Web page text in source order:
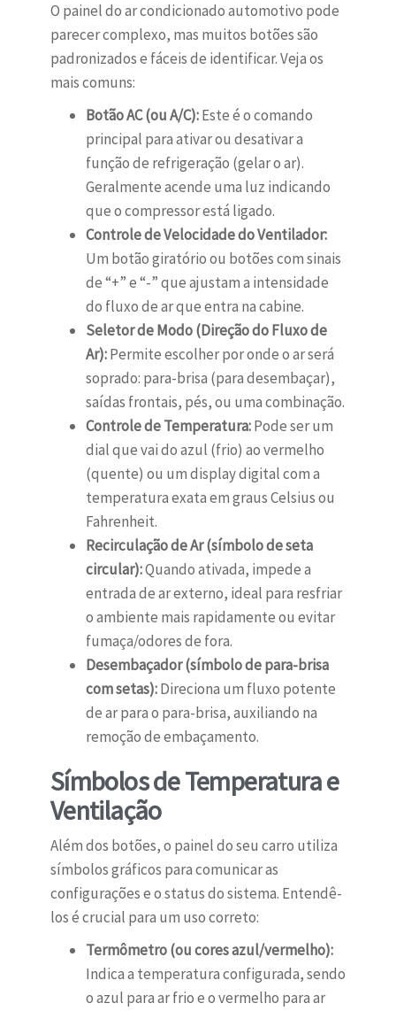
O painel do ar condicionado automotivo pode
parecer complexo, mas muitos botões são
padronizados e fáceis de identificar. Veja os
mais comuns:
Botão AC (ou A/C):Este é o comando
principal para ativar ou desativar a
função de refrigeração (gelar o ar).
Geralmente acende uma luz indicando
que o compressor está ligado.
Controle de Velocidade do Ventilador:
Um botão giratório ou botões com sinais
de “+” e “-” que ajustam a intensidade
do fluxo de ar que entra na cabine.
Seletor de Modo (Direção do Fluxo de
Ar):Permite escolher por onde o ar será
soprado: para-brisa (para desembaçar),
saídas frontais, pés, ou uma combinação.
Controle de Temperatura:Pode ser um
dial que vai do azul (frio) ao vermelho
(quente) ou um display digital com a
temperatura exata em graus Celsius ou
Fahrenheit.
Recirculação de Ar (símbolo de seta
circular):Quando ativada, impede a
entrada de ar externo, ideal para resfriar
o ambiente mais rapidamente ou evitar
fumaça/odores de fora.
Desembaçador (símbolo de para-brisa
com setas):Direciona um fluxo potente
de ar para o para-brisa, auxiliando na
remoção de embaçamento.
Símbolos de Temperatura e
Ventilação
Além dos botões, o painel do seu carro utiliza
símbolos gráficos para comunicar as
configurações e o status do sistema. Entendê-
los é crucial para um uso correto:
Termômetro (ou cores azul/vermelho):
Indica a temperatura configurada, sendo
o azul para ar frio e o vermelho para ar